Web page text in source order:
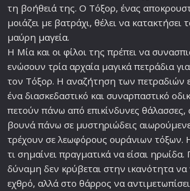
τη βοήθειά της. Ο Τόξορ, ένας
μοιάζει με βατράχι, θέλει να κατακτήσει
μαύρη μαγεία.
Η Μία και οι φίλοι της πρέπει να
ενώσουν τρία αρχαία μαγικά πετράδια
τον Τόξορ. Η αναζήτηση των πετραδιών
ένα διασκεδαστικό και συναρπαστικό
πετούν πάνω από επικίνδυνες
βουνά πάνω σε μυστηριώδεις
τρέχουν σε λεωφόρους ουράνιων τόξων.
τι σημαίνει πραγματικά να είσαι ηρωίδα.
δύναμη δεν κρύβεται στην ικανότητα να
εχθρό, αλλά στο θάρρος να